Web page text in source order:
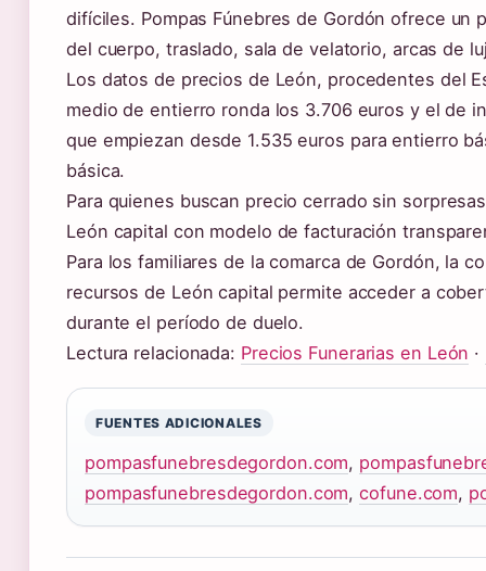
difíciles. Pompas Fúnebres de Gordón ofrece un
del cuerpo, traslado, sala de velatorio, arcas de
Los datos de precios de León, procedentes del
medio de entierro ronda los 3.706 euros y el de
que empiezan desde 1.535 euros para entierro
básica.
Para quienes buscan precio cerrado sin
León capital con modelo de facturación
Para los familiares de la comarca de Gordón, la
recursos de León capital permite acceder a
durante el período de duelo.
Lectura relacionada: Precios Funerarias en León ·
FUENTES ADICIONALES
pompasfunebresdegordon.com,
pompasfunebresdegordon.com,cofune.com,